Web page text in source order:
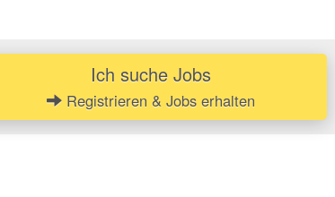
Ich suche Jobs
Registrieren & Jobs erhalten